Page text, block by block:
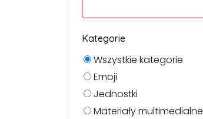
Kategorie
Wszystkie kategorie
Emoji
Jednostki
Materiały multimedialne